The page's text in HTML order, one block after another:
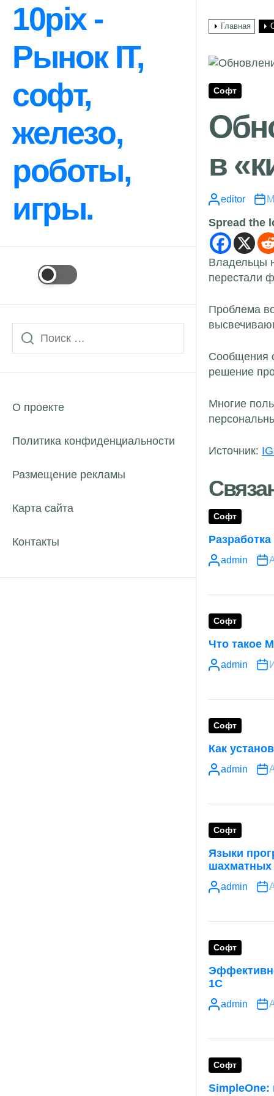
Перейти
содержимому
10pix -
Рынок IT,
софт,
железо,
роботы,
игры.
О проекте
Политика конфиденциальности
Размещение рекламы
Карта сайта
Контакты
Главная
Софт
в
editor
Spread the
Владельцы
перестали
Проблема
Сообщения
решение
Многие
Источник:
Софт
admin
Софт
Что такое
admin
Софт
Как
admin
Софт
Языки
шахматных
admin
Софт
1С
admin
Софт
SimpleOne: